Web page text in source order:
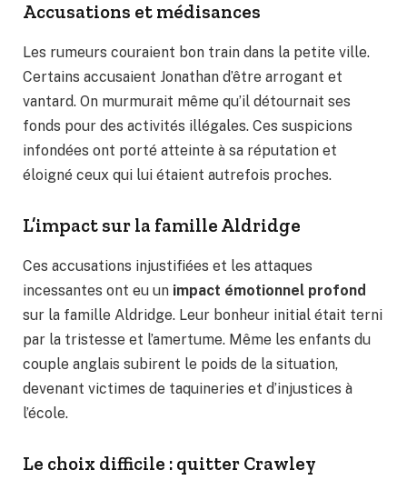
Accusations et médisances
Les rumeurs couraient bon train dans la petite ville.
Certains accusaient Jonathan d’être arrogant et
vantard. On murmurait même qu’il détournait ses
fonds pour des activités illégales. Ces suspicions
infondées ont porté atteinte à sa réputation et
éloigné ceux qui lui étaient autrefois proches.
L’impact sur la famille Aldridge
Ces accusations injustifiées et les attaques
incessantes ont eu un impact émotionnel profond
sur la famille Aldridge. Leur bonheur initial était terni
par la tristesse et l’amertume. Même les enfants du
couple anglais subirent le poids de la situation,
devenant victimes de taquineries et d’injustices à
l’école.
Le choix difficile : quitter Crawley